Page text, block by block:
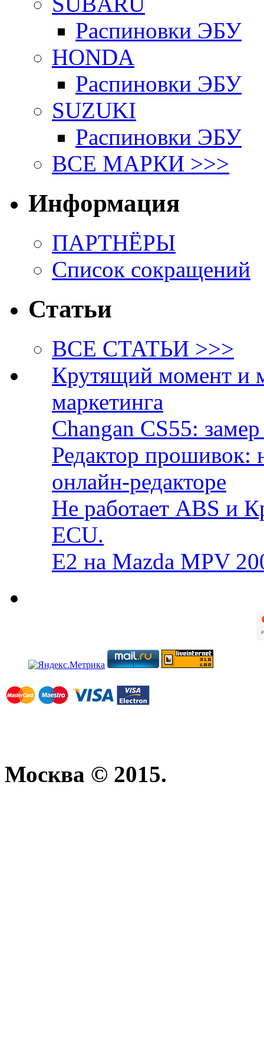
Распиновки ЭБУ
HONDA
Распиновки ЭБУ
SUZUKI
Распиновки ЭБУ
ВСЕ МАРКИ >>>
Информация
ПАРТНЁРЫ
Список сокращений
Статьи
ВСЕ СТАТЬИ >>>
Крутящий момент и
маркетинга
Changan CS55:
Редактор прошивок:
онлайн-редакторе
Не работает ABS и
ECU.
E2 на Mazda MPV
Москва © 2015.